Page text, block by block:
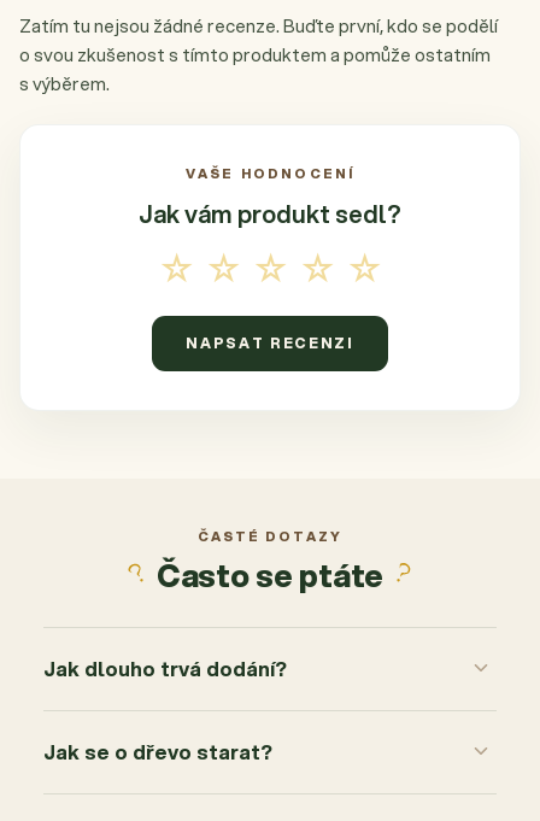
Zatím tu nejsou žádné recenze. Buďte první, kdo se podělí
o svou zkušenost s tímto produktem a pomůže ostatním
s výběrem.
VAŠE HODNOCENÍ
Jak vám produkt sedl?
☆☆☆☆☆
NAPSAT RECENZI
ČASTÉ DOTAZY
Často se ptáte
Jak dlouho trvá dodání?
Jak se o dřevo starat?